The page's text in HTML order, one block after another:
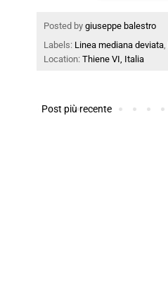
Posted by giuseppe balestro
Labels: Linea mediana deviata,
Location: Thiene VI, Italia
Post più recente